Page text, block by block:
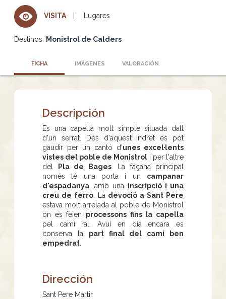
VISITA Lugares
Destinos: Monistrol de Calders
FICHA IMÁGENES VALORACIÓN
Descripción
Es una capella molt simple situada dalt
d'un serrat. Des d'aquest indret es pot
gaudir per un cantó d'unes excel·lents
vistes del poble de Monistrol i per l'altre
del
Pla de Bages. La façana principal
només té una porta i un campanar
d'espadanya , amb una inscripció i una
creu de ferro. La devoció a Sant Pere
estava molt arrelada al poble de Monistrol
on es feien processons fins la capella
pel camí ral. Avui en dia encara es
conserva la part final del camí ben
empedrat
Dirección
Sant Pere Màrtir